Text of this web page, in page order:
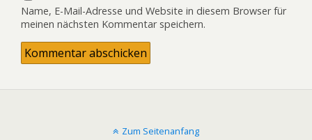
Name, E-Mail-Adresse und Website in diesem Browser für
meinen nächsten Kommentar speichern.
Zum Seitenanfang